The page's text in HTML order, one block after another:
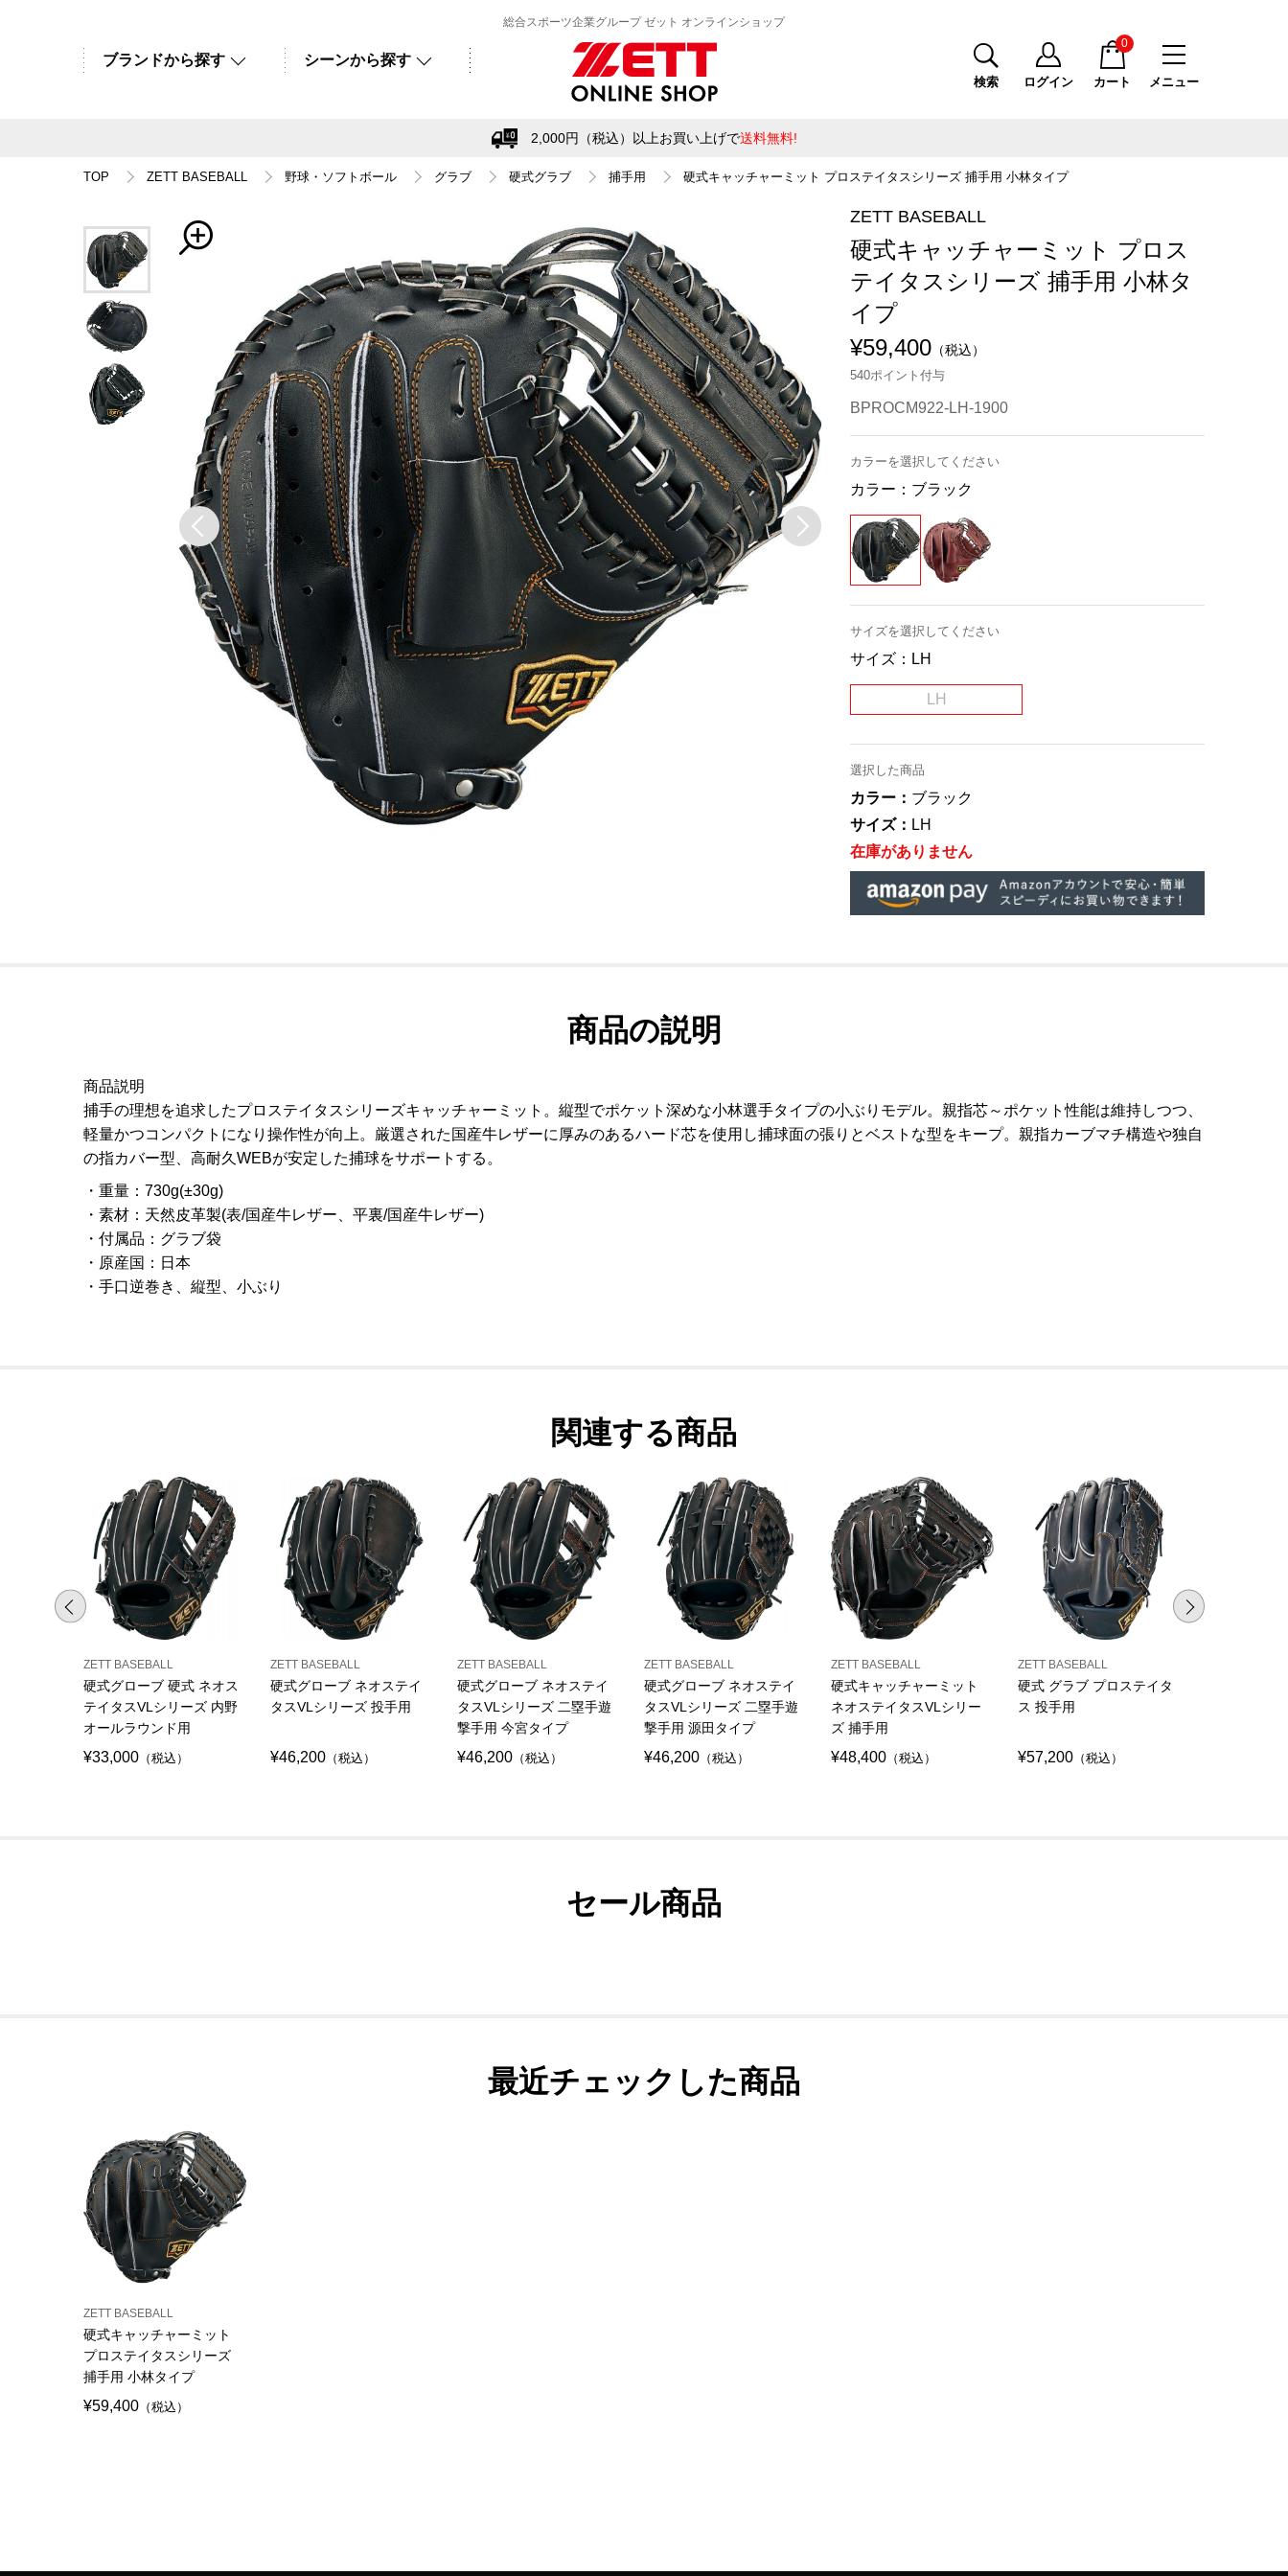
総合スポーツ企業グループ ゼット オンラインショップ
ブランドから探す シーンから探す
メニュー
検索 ログイン カート
0
2,000円（税込）以上お買い上げで送料無料!
TOP ZETT BASEBALL 野球・ソフトボール グラブ 硬式グラブ 捕手用 硬式キャッチャーミット プロステイタスシリーズ 捕手用 小林タイプ
ZETT BASEBALL
硬式キャッチャーミット プロス
テイタスシリーズ 捕手用 小林タ
イプ
¥59,400 （税込）
540ポイント付与
BPROCM922-LH-1900
カラーを選択してください
カラー： ブラック
サイズを選択してください
サイズ： LH
LH
選択した商品
カラー： ブラック
サイズ： LH
在庫がありません
商品の説明
商品説明
捕手の理想を追求したプロステイタスシリーズキャッチャーミット。縦型でポケット深めな小林選手タイプの小ぶりモデル。親指芯～ポケット性能は維持しつつ、
軽量かつコンパクトになり操作性が向上。厳選された国産牛レザーに厚みのあるハード芯を使用し捕球面の張りとベストな型をキープ。親指カーブマチ構造や独自
の指カバー型、高耐久WEBが安定した捕球をサポートする。
重量 ： 730g(±30g)
素材 ： 天然皮革製(表/国産牛レザー、平裏/国産牛レザー)
付属品 ： グラブ袋
原産国 ： 日本
手口逆巻き、縦型、小ぶり
関連する商品
ZETT BASEBALL
硬式グローブ 硬式 ネオス
テイタスVLシリーズ 内野
オールラウンド用
¥33,000 （税込）
ZETT BASEBALL
硬式グローブ ネオステイ
タスVLシリーズ 投手用
¥46,200 （税込）
ZETT BASEBALL
硬式グローブ ネオステイ
タスVLシリーズ 二塁手遊
撃手用 今宮タイプ
¥46,200 （税込）
ZETT BASEBALL
硬式グローブ ネオステイ
タスVLシリーズ 二塁手遊
撃手用 源田タイプ
¥46,200 （税込）
ZETT BASEBALL
硬式キャッチャーミット
ネオステイタスVLシリー
ズ 捕手用
¥48,400 （税込）
ZETT BASEBALL
硬式 グラブ プロステイタ
ス 投手用
¥57,200 （税込）
セール商品
最近チェックした商品
ZETT BASEBALL
硬式キャッチャーミット
プロステイタスシリーズ
捕手用 小林タイプ
¥59,400 （税込）